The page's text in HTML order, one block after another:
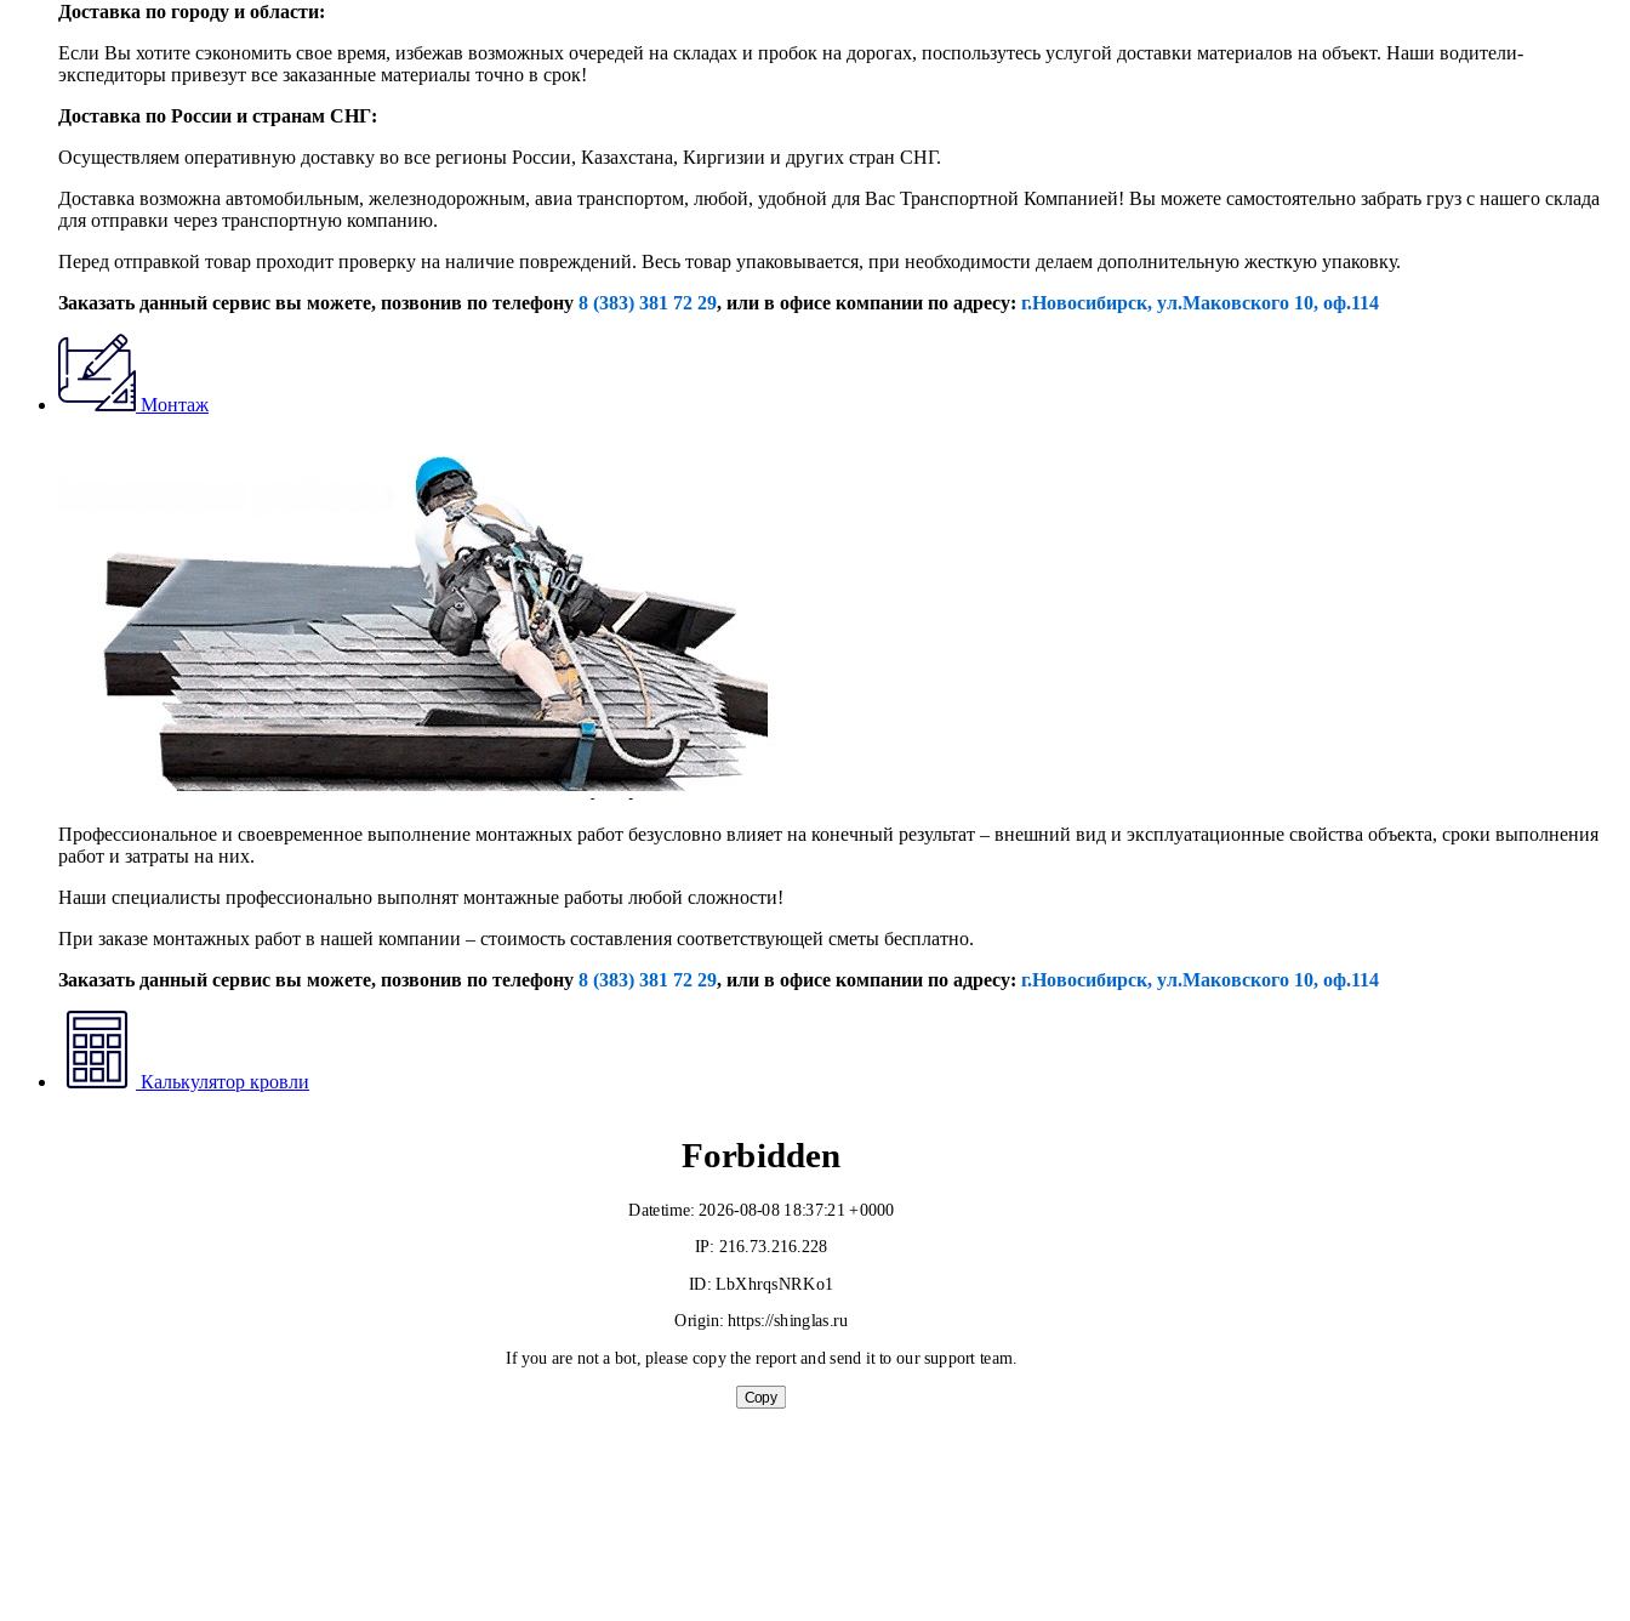
Доставка по городу и области:
Если Вы хотите сэкономить свое время, избежав возможных очередей на складах и пробок на дорогах, поспользутесь услугой доставки материалов на объект. Наши водители-
экспедиторы привезут все заказанные материалы точно в срок!
Доставка по России и странам СНГ:
Осуществляем оперативную доставку во все регионы России, Казахстана, Киргизии и других стран СНГ.
Доставка возможна автомобильным, железнодорожным, авиа транспортом, любой, удобной для Вас Транспортной Компанией! Вы можете самостоятельно забрать груз с нашего склада
для отправки через транспортную компанию.
Перед отправкой товар проходит проверку на наличие повреждений. Весь товар упаковывается, при необходимости делаем дополнительную жесткую упаковку.
Заказать данный сервис вы можете, позвонив по телефону 8 (383) 381 72 29, или в офисе компании по адресу: г.Новосибирск, ул.Маковского 10, оф.114
Монтаж
Профессиональное и своевременное выполнение монтажных работ безусловно влияет на конечный результат – внешний вид и эксплуатационные свойства объекта, сроки выполнения
работ и затраты на них.
Наши специалисты профессионально выполнят монтажные работы любой сложности!
При заказе монтажных работ в нашей компании – стоимость составления соответствующей сметы бесплатно.
Заказать данный сервис вы можете, позвонив по телефону 8 (383) 381 72 29, или в офисе компании по адресу: г.Новосибирск, ул.Маковского 10, оф.114
Калькулятор кровли